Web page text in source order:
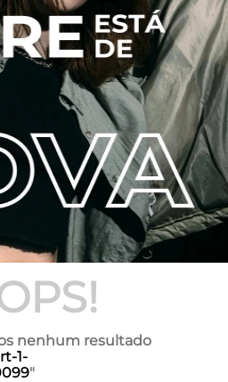
nenhum resultado
1-
"